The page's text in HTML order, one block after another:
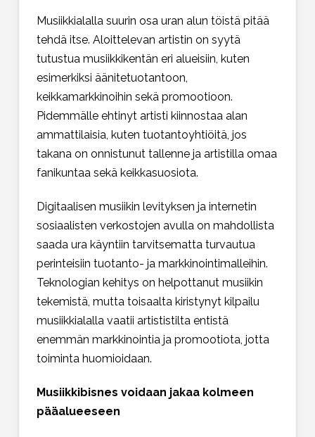
Musiikkialalla suurin osa uran alun töistä pitää
tehdä itse. Aloittelevan artistin on syytä
tutustua musiikkikentän eri alueisiin, kuten
esimerkiksi äänitetuotantoon,
keikkamarkkinoihin sekä promootioon.
Pidemmälle ehtinyt artisti kiinnostaa alan
ammattilaisia, kuten tuotantoyhtiöitä, jos
takana on onnistunut tallenne ja artistilla omaa
fanikuntaa sekä keikkasuosiota.
Digitaalisen musiikin levityksen ja internetin
sosiaalisten verkostojen avulla on mahdollista
saada ura käyntiin tarvitsematta turvautua
perinteisiin tuotanto- ja markkinointimalleihin.
Teknologian kehitys on helpottanut musiikin
tekemistä, mutta toisaalta kiristynyt kilpailu
musiikkialalla vaatii artististilta entistä
enemmän markkinointia ja promootiota, jotta
toiminta huomioidaan.
Musiikkibisnes voidaan jakaa kolmeen
pääalueeseen